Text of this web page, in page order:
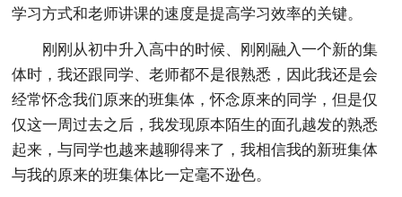
学习方式和老师讲课的速度是提高学习效率的关键。
刚刚从初中升入高中的时候、刚刚融入一个新的集
体时，我还跟同学、老师都不是很熟悉，因此我还是会
经常怀念我们原来的班集体，怀念原来的同学，但是仅
仅这一周过去之后，我发现原本陌生的面孔越发的熟悉
起来，与同学也越来越聊得来了，我相信我的新班集体
与我的原来的班集体比一定毫不逊色。